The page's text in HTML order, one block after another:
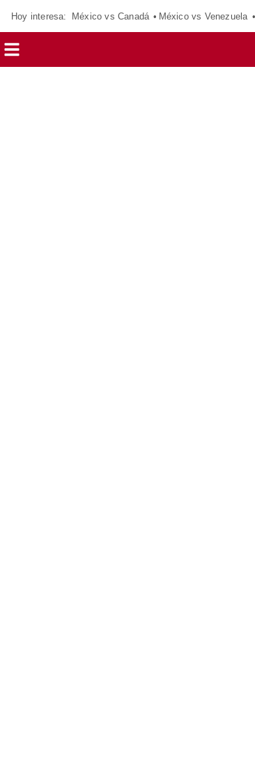
Hoy interesa: México vs Canadá México vs Venezuela